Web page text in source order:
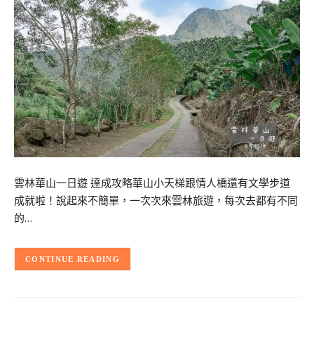
雲林華山一日遊 達成攻略華山小天梯跟情人橋還有文學步道
成就啦！說起來不簡單，一次次來雲林旅遊，每次去都有不同
的…
CONTINUE READING